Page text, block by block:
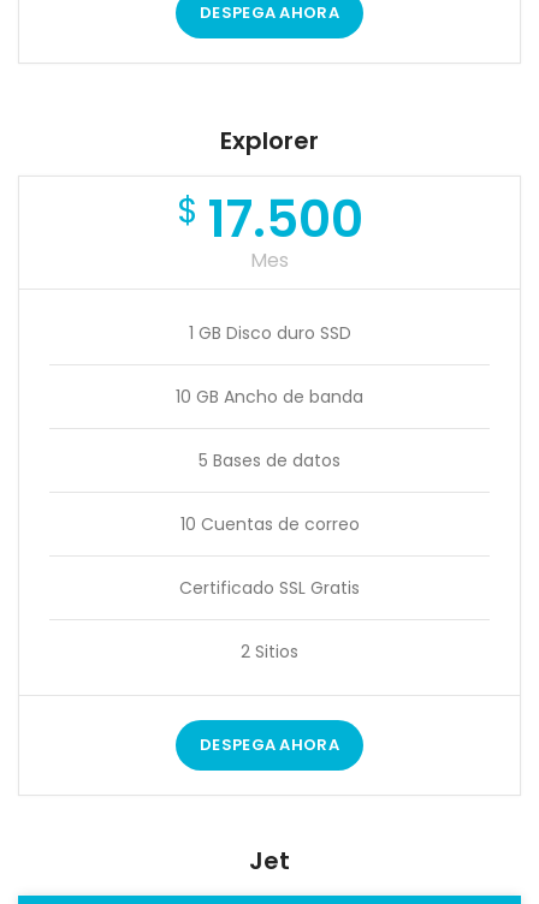
DESPEGA AHORA
Explorer
$ 17.500
Mes
1 GB Disco duro SSD
10 GB Ancho de banda
5 Bases de datos
10 Cuentas de correo
Certificado SSL Gratis
2 Sitios
DESPEGA AHORA
Jet